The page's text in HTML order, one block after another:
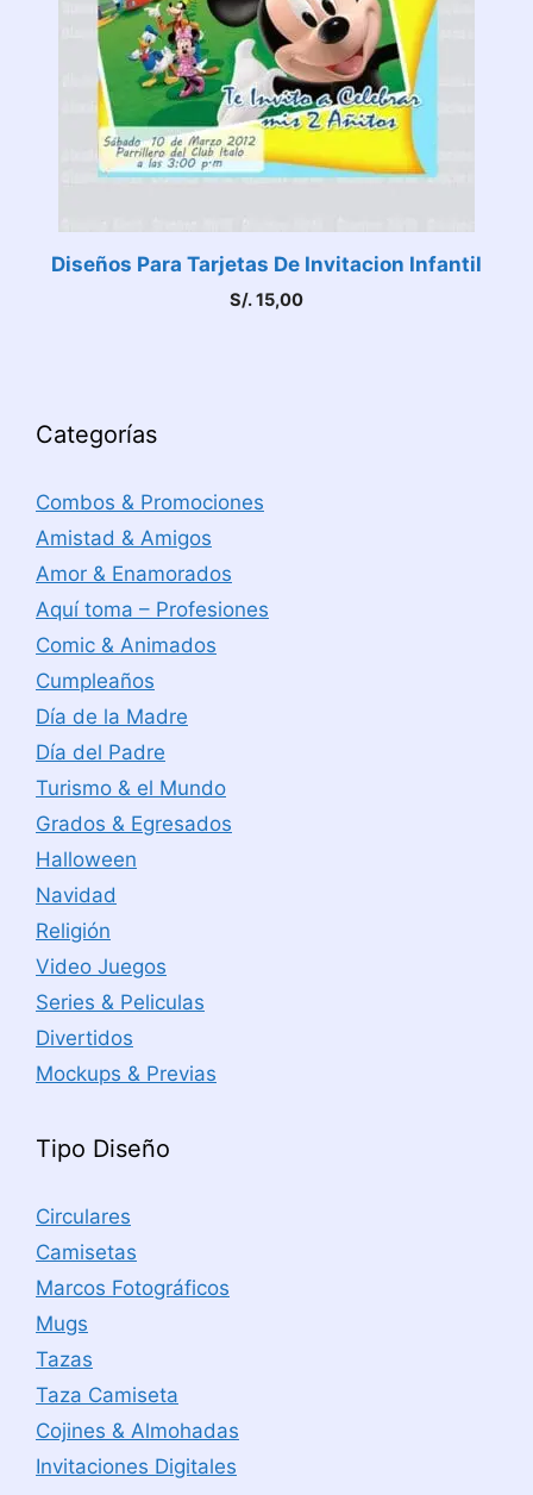
Diseños Para Tarjetas De Invitacion Infantil
S/.15,00
Categorías
Combos & Promociones
Amistad & Amigos
Amor & Enamorados
Aquí toma – Profesiones
Comic & Animados
Cumpleaños
Día de la Madre
Día del Padre
Turismo & el Mundo
Grados & Egresados
Halloween
Navidad
Religión
Video Juegos
Series & Peliculas
Divertidos
Mockups & Previas
Tipo Diseño
Circulares
Camisetas
Marcos Fotográficos
Mugs
Tazas
Taza Camiseta
Cojines & Almohadas
Invitaciones Digitales